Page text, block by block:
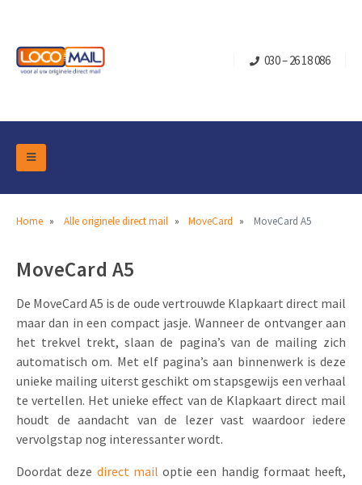
030 – 26 18 086
Home Alle originele direct mail MoveCard MoveCard A5
MoveCard A5
De MoveCard A5 is de oude vertrouwde Klapkaart direct mail
maar dan in een compact jasje. Wanneer de ontvanger aan
het trekvel trekt, slaan de pagina’s van de mailing zich
automatisch om. Met elf pagina’s aan binnenwerk is deze
unieke mailing uiterst geschikt om stapsgewijs een verhaal
te vertellen. Het unieke effect van de Klapkaart direct mail
houdt de aandacht van de lezer vast waardoor iedere
vervolgstap nog interessanter wordt.
Doordat deze direct mail optie een handig formaat heeft,
DM Marketing Tools
Overzicht Categorieën
Brievenbusdoosje +
Schuifkaarten
Pop-up Kaarten
Geluidskaarten
Lenticular Cards
Klepdoosjes
Schuifdoosjes
Vastgoedmarketing
Sport Marketing
Media Marketing
Automotive Marketing
Non-profit Marketing
Verjaardag en Jubilea
Uitnodigingen
Product Introductie
Contact
Over Ons
Vacatures
Contactgegevens